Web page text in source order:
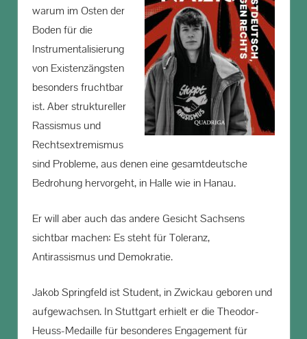
warum im Osten der
Boden für die
Instrumentalisierung
von Existenzängsten
besonders fruchtbar
ist. Aber struktureller
Rassismus und
Rechtsextremismus
sind Probleme, aus denen eine gesamtdeutsche
Bedrohung hervorgeht, in Halle wie in Hanau.
Er will aber auch das andere Gesicht Sachsens
sichtbar machen: Es steht für Toleranz,
Antirassismus und Demokratie.
Jakob Springfeld ist Student, in Zwickau geboren und
aufgewachsen. In Stuttgart erhielt er die Theodor-
Heuss-Medaille für besonderes Engagement für